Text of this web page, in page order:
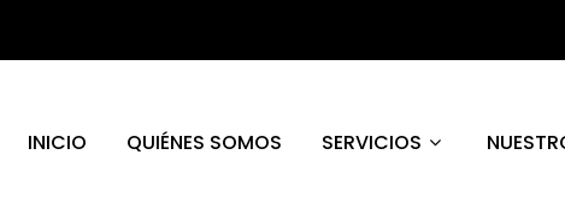
INICIO QUIÉNES SOMOS SERVICIOS